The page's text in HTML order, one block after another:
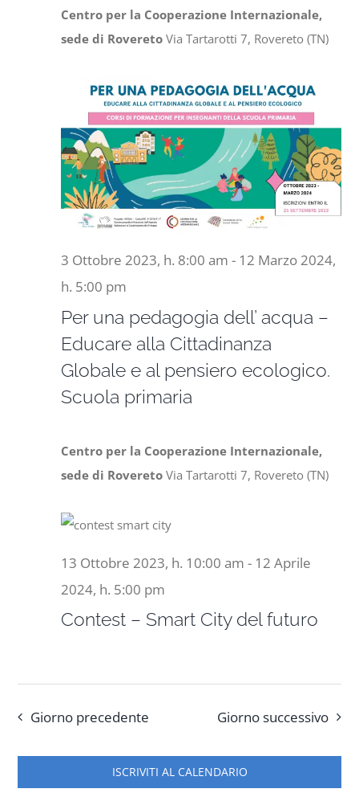
Centro per la Cooperazione Internazionale,
sede di RoveretoVia Tartarotti 7, Rovereto (TN)
Per una pedagogia dell’ acqua –
Educare alla Cittadinanza
Globale e al pensiero ecologico.
Scuola primaria
3 Ottobre 2023, h. 8:00 am - 12 Marzo 2024,
h. 5:00 pm
Centro per la Cooperazione Internazionale,
sede di RoveretoVia Tartarotti 7, Rovereto (TN)
Contest – Smart City del futuro
13 Ottobre 2023, h. 10:00 am - 12 Aprile
2024, h. 5:00 pm
Giorno precedente Giorno successivo
ISCRIVITI AL CALENDARIO